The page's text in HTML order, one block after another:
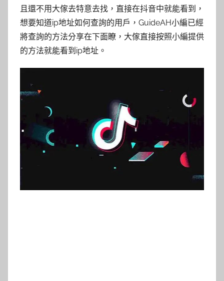
且還不用大傢去特意去找，直接在抖音中就能看到，
想要知道ip地址如何查詢的用戶，GuideAH小編已經
將查詢的方法分享在下面瞭，大傢直接按照小編提供
的方法就能看到ip地址。